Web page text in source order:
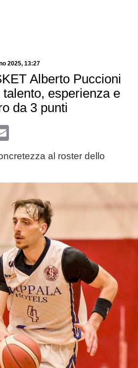
2025, 13:27
Alberto Puccioni
esperienza e
da 3 punti
Email
al roster dello